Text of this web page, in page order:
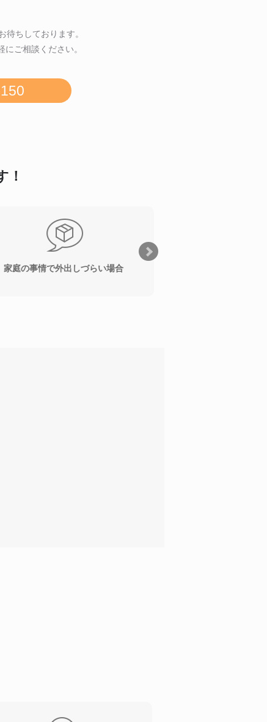
待ちしております。
ご相談ください。
！
家庭の事情で外出しづらい場合